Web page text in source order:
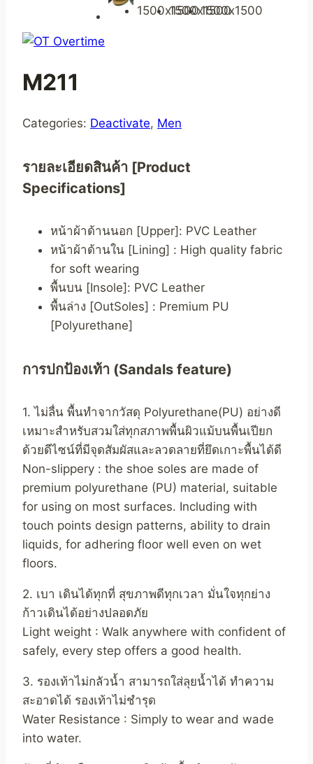
M211
Categories: Deactivate, Men
รายละเอียดสินค้า [Product
Specifications]
หน้าผ้าด้านนอก [Upper]: PVC Leather
หน้าผ้าด้านใน [Lining] : High quality fabric
for soft wearing
พื้นบน [Insole]: PVC Leather
พื้นล่าง [OutSoles] : Premium PU
[Polyurethane]
การปกป้องเท้า (Sandals feature)
1. ไม่ลื่น พื้นทำจากวัสดุ Polyurethane(PU) อย่างดี
เหมาะสำหรับสวมใส่ทุกสภาพพื้นผิวแม้บนพื้นเปียก
ด้วยดีไซน์ที่มีจุดสัมผัสและลวดลายที่ยึดเกาะพื้นได้ดี
Non-slippery : the shoe soles are made of
premium polyurethane (PU) material, suitable
for using on most surfaces. Including with
touch points design patterns, ability to drain
liquids, for adhering floor well even on wet
floors.
2. เบา เดินได้ทุกที่ สุขภาพดีทุกเวลา มั่นใจทุกย่าง
ก้าวเดินได้อย่างปลอดภัย
Light weight : Walk anywhere with confident of
safely, every step offers a good health.
3. รองเท้าไม่กลัวน้ำ สามารถใส่ลุยน้ำได้ ทำความ
สะอาดได้ รองเท้าไม่ชำรุด
Water Resistance : Simply to wear and wade
into water.